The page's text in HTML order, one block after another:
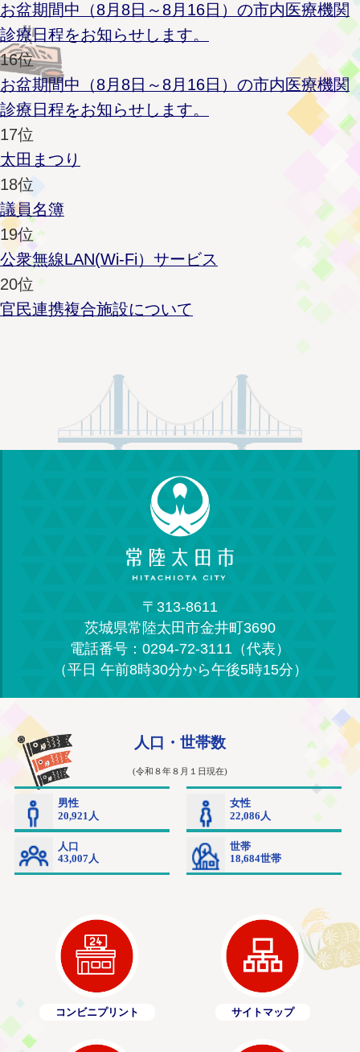
お盆期間中（8月8日～8月16日）の市内医療機関
診療日程をお知らせします。
16位
お盆期間中（8月8日～8月16日）の市内医療機関
診療日程をお知らせします。
17位
太田まつり
18位
議員名簿
19位
公衆無線LAN(Wi-Fi）サービス
20位
官民連携複合施設について
〒313-8611
茨城県常陸太田市金井町3690
電話番号：0294-72-3111（代表）
（平日 午前8時30分から午後5時15分）
コンビニプリント サイトマップ